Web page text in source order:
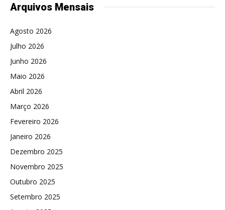
Arquivos Mensais
Agosto 2026
Julho 2026
Junho 2026
Maio 2026
Abril 2026
Março 2026
Fevereiro 2026
Janeiro 2026
Dezembro 2025
Novembro 2025
Outubro 2025
Setembro 2025